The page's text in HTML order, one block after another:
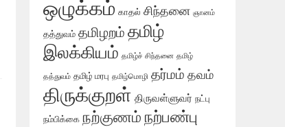
ஒழுக்கம் காதல் சிந்தனை ஞானம்
தத்துவம் தமிழறம் தமிழ்
இலக்கியம் தமிழ்ச் சிந்தனை தமிழ்
தத்துவம் தமிழ் மரபு தமிழ்மொழி தர்மம் தவம்
திருக்குறள் திருவள்ளுவர் நட்பு
நம்பிக்கை நற்குணம் நற்பண்பு